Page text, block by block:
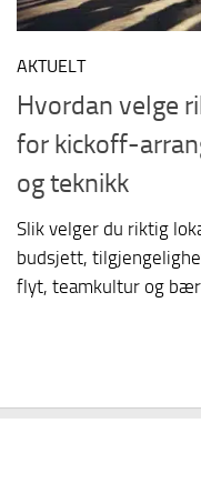
AKTUELT
Hvordan velge
for kickoff-
og teknikk
Slik velger du riktig
budsjett,
flyt, teamkultur og